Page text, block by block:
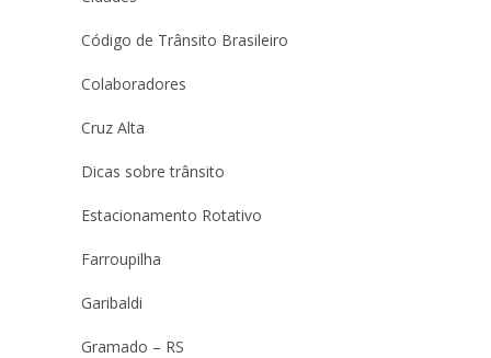
Código de Trânsito Brasileiro
Colaboradores
Cruz Alta
Dicas sobre trânsito
Estacionamento Rotativo
Farroupilha
Garibaldi
Gramado – RS